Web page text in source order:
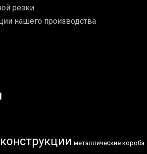
резки
нашего производства
металлические короба